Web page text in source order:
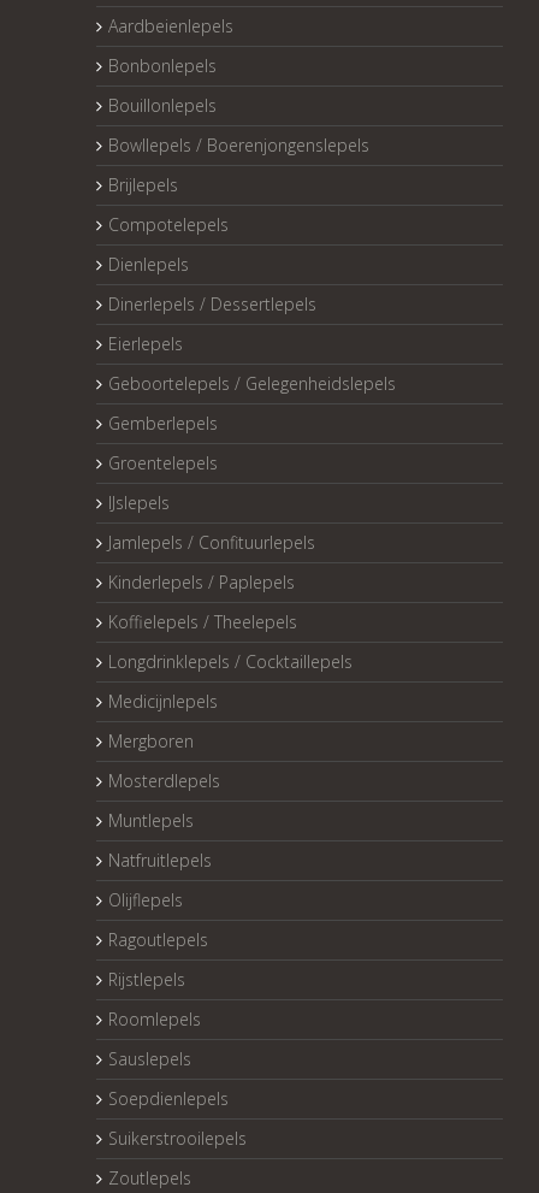
Aardbeienlepels
Bonbonlepels
Bouillonlepels
Bowllepels / Boerenjongenslepels
Brijlepels
Compotelepels
Dienlepels
Dinerlepels / Dessertlepels
Eierlepels
Geboortelepels / Gelegenheidslepels
Gemberlepels
Groentelepels
IJslepels
Jamlepels / Confituurlepels
Kinderlepels / Paplepels
Koffielepels / Theelepels
Longdrinklepels / Cocktaillepels
Medicijnlepels
Mergboren
Mosterdlepels
Muntlepels
Natfruitlepels
Olijflepels
Ragoutlepels
Rijstlepels
Roomlepels
Sauslepels
Soepdienlepels
Suikerstrooilepels
Zoutlepels